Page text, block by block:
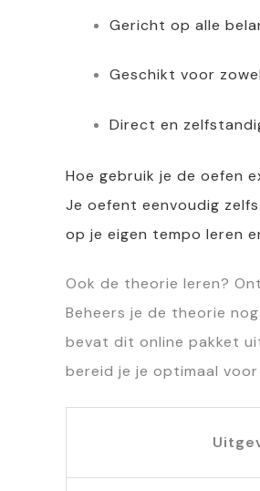
Gericht op alle
Geschikt voor
Direct en
Hoe gebruik je de oefen
Je oefent eenvoudig
op je eigen tempo leren
Ook de theorie leren?
Beheers je de theorie
bevat dit online pakket
bereid je je optimaal